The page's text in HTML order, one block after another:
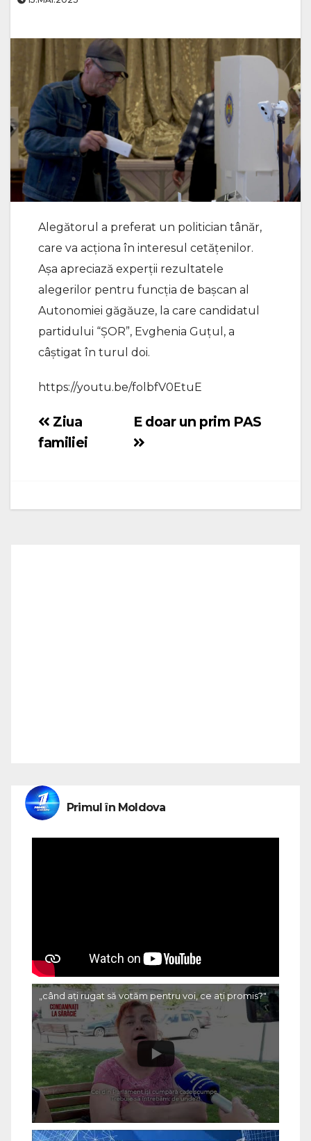
Alegătorul a preferat un politician tânăr,
care va acționa în interesul cetățenilor.
Așa apreciază experții rezultatele
alegerilor pentru funcția de bașcan al
Autonomiei găgăuze, la care candidatul
partidului “ȘOR”, Evghenia Guțul, a
câștigat în turul doi.
https://youtu.be/folbfV0EtuE
Navigare
în
E doar un prim PAS
Ziua
familiei
Primul în Moldova
„când ați rugat să votăm pentru voi, ce ați promis?"